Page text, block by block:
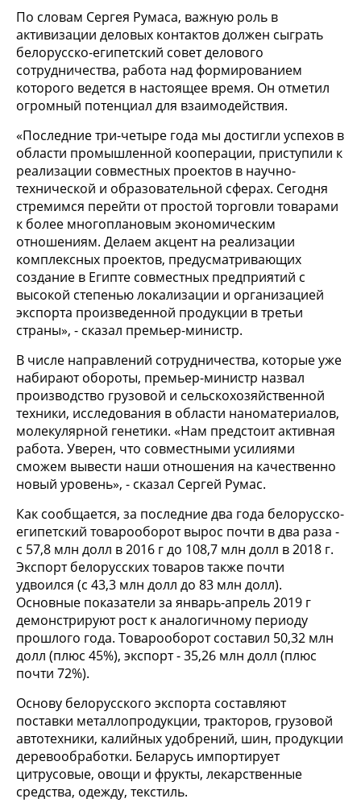
По словам Сергея Румаса, важную роль в
активизации деловых контактов должен сыграть
белорусско-египетский совет делового
сотрудничества, работа над формированием
которого ведется в настоящее время. Он отметил
огромный потенциал для взаимодействия.
«Последние три-четыре года мы достигли успехов в
области промышленной кооперации, приступили к
реализации совместных проектов в научно-
технической и образовательной сферах. Сегодня
стремимся перейти от простой торговли товарами
к более многоплановым экономическим
отношениям. Делаем акцент на реализации
комплексных проектов, предусматривающих
создание в Египте совместных предприятий с
высокой степенью локализации и организацией
экспорта произведенной продукции в третьи
страны», - сказал премьер-министр.
В числе направлений сотрудничества, которые уже
набирают обороты, премьер-министр назвал
производство грузовой и сельскохозяйственной
техники, исследования в области наноматериалов,
молекулярной генетики. «Нам предстоит активная
работа. Уверен, что совместными усилиями
сможем вывести наши отношения на качественно
новый уровень», - сказал Сергей Румас.
Как сообщается, за последние два года белорусско-
египетский товарооборот вырос почти в два раза -
с 57,8 млн долл в 2016 г до 108,7 млн долл в 2018 г.
Экспорт белорусских товаров также почти
удвоился (с 43,3 млн долл до 83 млн долл).
Основные показатели за январь-апрель 2019 г
демонстрируют рост к аналогичному периоду
прошлого года. Товарооборот составил 50,32 млн
долл (плюс 45%), экспорт - 35,26 млн долл (плюс
почти 72%).
Основу белорусского экспорта составляют
поставки металлопродукции, тракторов, грузовой
автотехники, калийных удобрений, шин, продукции
деревообработки. Беларусь импортирует
цитрусовые, овощи и фрукты, лекарственные
средства, одежду, текстиль.